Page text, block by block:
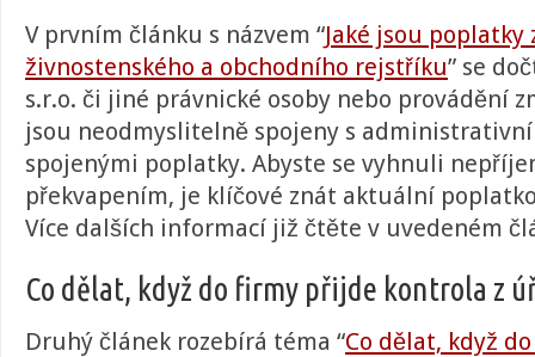
V prvním článku s názvem “Jaké jsou poplatky
živnostenského a obchodního rejstříku” se
s.r.o. či jiné právnické osoby nebo provádění
jsou neodmyslitelně spojeny s
spojenými poplatky. Abyste se vyhnuli
překvapením, je klíčové znát aktuální
Více dalších informací již čtěte v uvedeném
Co dělat, když do firmy přijde kontrola z
Druhý článek rozebírá téma “Co dělat, když